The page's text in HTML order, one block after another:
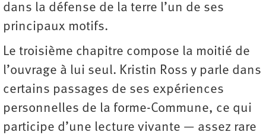
dans la défense de la terre l’un de ses
principaux motifs.
Le troisième chapitre compose la moitié de
l’ouvrage à lui seul. Kristin Ross y parle dans
certains passages de ses expériences
personnelles de la forme-Commune, ce qui
participe d’une lecture vivante — assez rare